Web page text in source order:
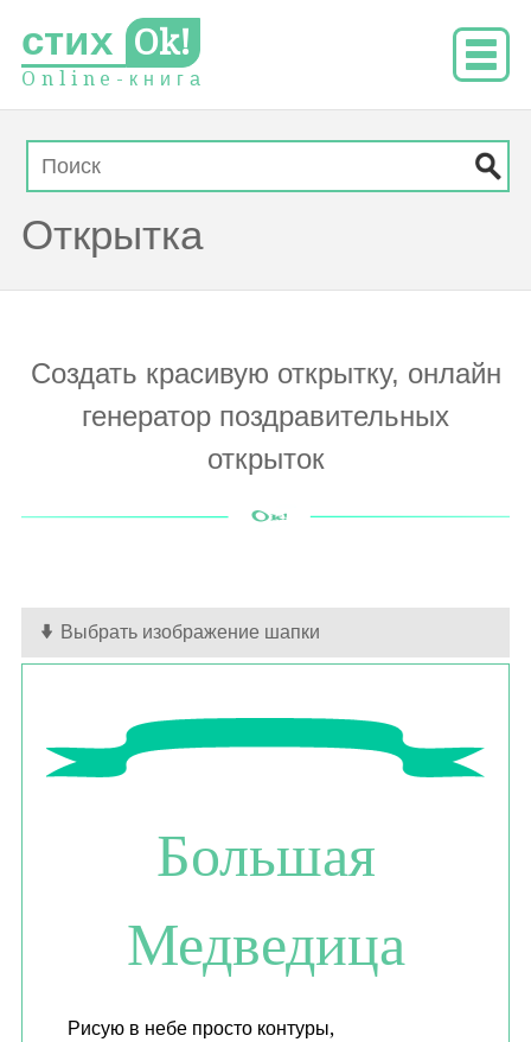
стих Ok!
O n l i n e - к н и г а
Открытка
Создать красивую открытку, онлайн
генератор поздравительных
открыток
Выбрать изображение шапки
Большая
Медведица
Рисую в небе просто контуры,